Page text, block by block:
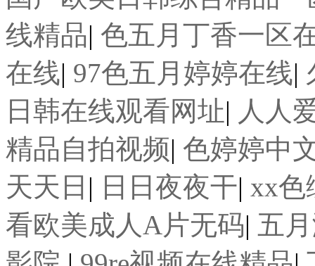
线精品| 色五月丁香一区
在线| 97色五月婷婷在线|
日韩在线观看网址| 人人
精品自拍视频| 色婷婷中
天天日 | 日日夜夜干| xx色
看欧美成人A片无码| 五